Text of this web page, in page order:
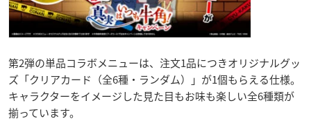
第2弾の単品コラボメニューは、注文1品につきオリジナルグッ
ズ「クリアカード（全6種・ランダム）」が1個もらえる仕様。
キャラクターをイメージした見た目もお味も楽しい全6種類が
揃っています。